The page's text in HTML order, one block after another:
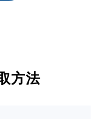
方法